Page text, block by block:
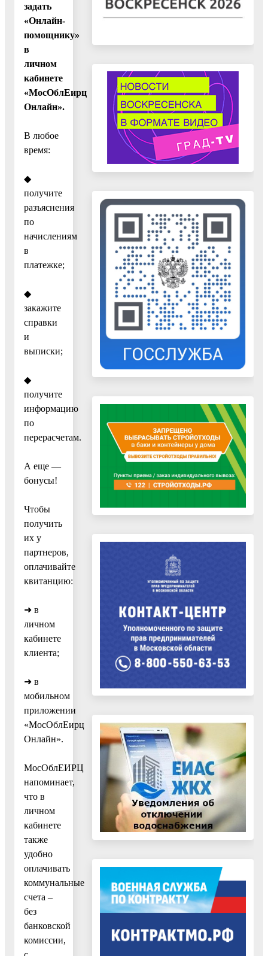
задать
«Онлайн-
помощнику»
в
личном
кабинете
«МосОблЕирц
Онлайн».
В любое
время:
◆
получите
разъяснения
по
начислениям
в
платежке;
◆
закажите
справки
и
выписки;
◆
получите
информацию
по
перерасчетам.
А еще —
бонусы!
Чтобы
получить
их у
партнеров,
оплачивайте
квитанцию:
➜ в
личном
кабинете
клиента;
➜ в
мобильном
приложении
«МосОблЕирц
Онлайн».
МосОблЕИРЦ
напоминает,
что в
личном
кабинете
также
удобно
оплачивать
коммунальные
счета –
без
банковской
комиссии,